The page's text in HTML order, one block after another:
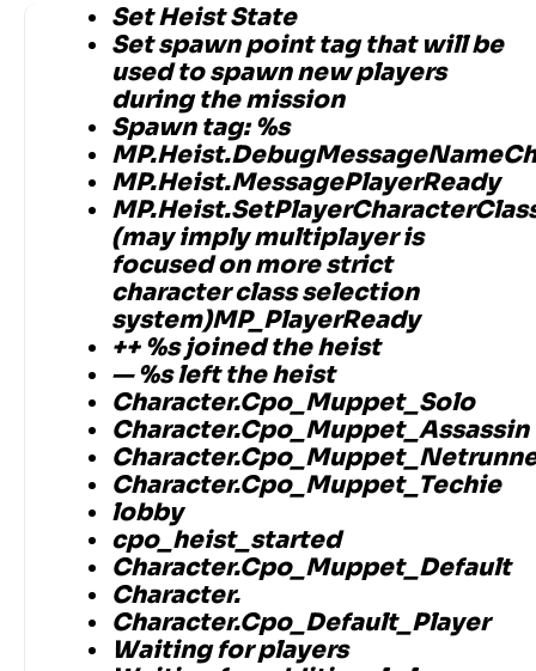
Set Heist State
Set spawn point tag that will be
used to spawn new players
during the mission
Spawn tag: %s
MP.Heist.MessagePlayerReady
(may imply multiplayer is
focused on more strict
character class selection
system)MP_PlayerReady
++ %s joined the heist
— %s left the heist
Character.Cpo_Muppet_Solo
Character.Cpo_Muppet_Assassin
Character.Cpo_Muppet_Techie
lobby
cpo_heist_started
Character.Cpo_Muppet_Default
Character.
Character.Cpo_Default_Player
Waiting for players